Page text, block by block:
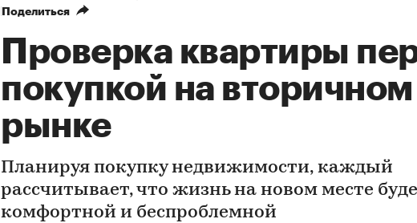
Поделиться
Проверка квартиры
покупкой на вторичном
рынке
Планируя покупку недвижимости, каждый
рассчитывает, что жизнь на новом месте
комфортной и беспроблемной